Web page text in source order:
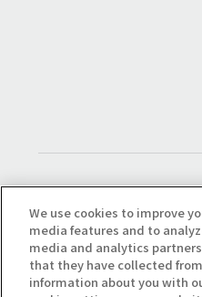
Copyright(C) All Right
We use cookies to improve
media features and to
media and analytics
that they have collected
information about you with